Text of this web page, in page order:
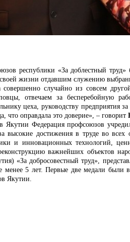
республики «За доблестный
жизни отдавшим служению
случайно из совсем
отвечаем за бесперебойную
цеха, руководству предприятия
что оправдала это доверие», – говорит
Якутии Федерация профсоюзов
высокие достижения в труде во всех
и инновационных технологий,
важнейших объектов
«За добросовестный труд»,
менее 5 лет. Первые две медали были
Якутии.